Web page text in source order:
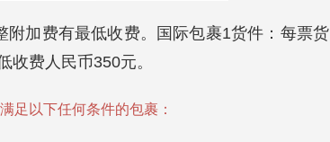
加费有最低收费。国际包裹1货件：每票货
收费人民币350元。
足以下任何条件的包裹：